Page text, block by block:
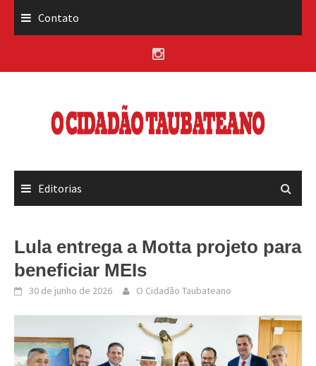
Contato
Editorias
Lula entrega a Motta projeto para
beneficiar MEIs
30 de junho de 2026 O Cidadão Taubateano